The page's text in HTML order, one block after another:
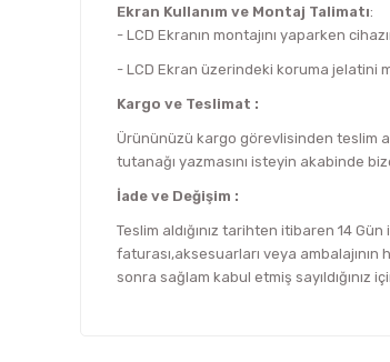
Ekran Kullanım ve Montaj Talimatı:
- LCD Ekranın montajını yaparken
- LCD Ekran üzerindeki koruma jelatini
Kargo ve Teslimat :
Ürününüzü kargo görevlisinden teslim
tutanağı yazmasını isteyin akabinde
İade ve Değişim :
Teslim aldığınız tarihten itibaren 14
faturası,aksesuarları veya ambalajının
sonra sağlam kabul etmiş sayıldığınız